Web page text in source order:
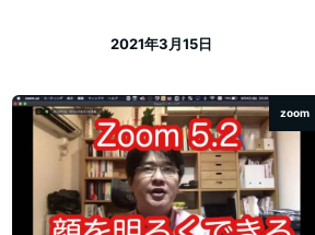
2021年3月15日
zoom